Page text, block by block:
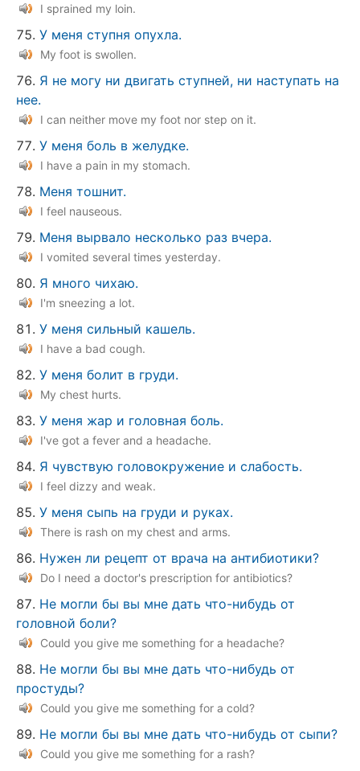
I sprained my loin.
У меня ступня опухла.
My foot is swollen.
Я не могу ни двигать ступней, ни наступать на
нее.
I can neither move my foot nor step on it.
У меня боль в желудке.
I have a pain in my stomach.
Меня тошнит.
I feel nauseous.
Меня вырвало несколько раз вчера.
I vomited several times yesterday.
Я много чихаю.
I'm sneezing a lot.
У меня сильный кашель.
I have a bad cough.
У меня болит в груди.
My chest hurts.
У меня жар и головная боль.
I've got a fever and a headache.
Я чувствую головокружение и слабость.
I feel dizzy and weak.
У меня сыпь на груди и руках.
There is rash on my chest and arms.
Нужен ли рецепт от врача на антибиотики?
Do I need a doctor's prescription for antibiotics?
Не могли бы вы мне дать что-нибудь от
головной боли?
Could you give me something for a headache?
Не могли бы вы мне дать что-нибудь от
простуды?
Could you give me something for a cold?
Не могли бы вы мне дать что-нибудь от сыпи?
Could you give me something for a rash?